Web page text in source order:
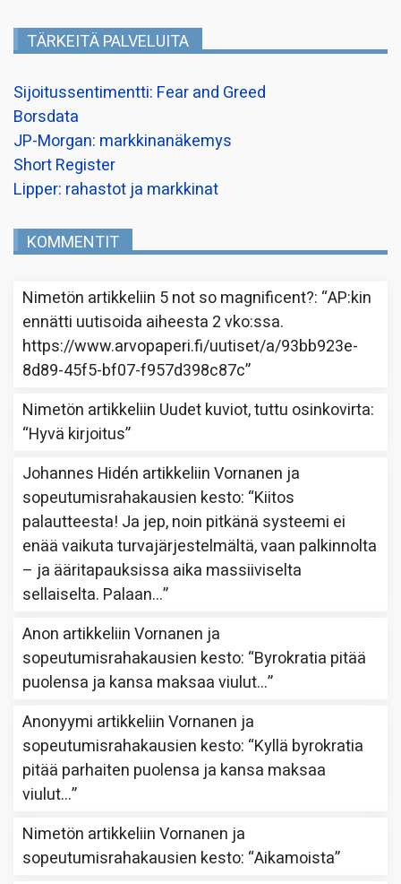
TÄRKEITÄ PALVELUITA
Sijoitussentimentti: Fear and Greed
Borsdata
JP-Morgan: markkinanäkemys
Short Register
Lipper: rahastot ja markkinat
KOMMENTIT
Nimetön artikkeliin 5 not so magnificent?: “AP:kin
ennätti uutisoida aiheesta 2 vko:ssa.
https://www.arvopaperi.fi/uutiset/a/93bb923e-
8d89-45f5-bf07-f957d398c87c”
Nimetön artikkeliin Uudet kuviot, tuttu osinkovirta:
“Hyvä kirjoitus”
Johannes Hidén artikkeliinVornanen ja
sopeutumisrahakausien kesto: “Kiitos
palautteesta! Ja jep, noin pitkänä systeemi ei
enää vaikuta turvajärjestelmältä, vaan palkinnolta
– ja ääritapauksissa aika massiiviselta
sellaiselta. Palaan…”
Anon artikkeliinVornanen ja
sopeutumisrahakausien kesto: “Byrokratia pitää
puolensa ja kansa maksaa viulut…”
Anonyymi artikkeliinVornanen ja
sopeutumisrahakausien kesto: “Kyllä byrokratia
pitää parhaiten puolensa ja kansa maksaa
viulut…”
Nimetön artikkeliinVornanen ja
sopeutumisrahakausien kesto: “Aikamoista”